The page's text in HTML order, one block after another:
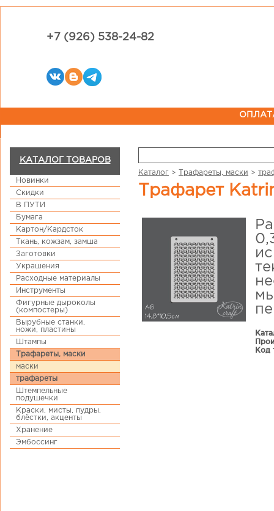
+7 (926) 538-24-82
КАТАЛОГ ТОВАРОВ
Новинки
Скидки
В ПУТИ
Бумага
Картон/Кардсток
Ткань, кожзам, замша
Заготовки
Украшения
Расходные материалы
Инструменты
Фигурные дыроколы
(компостеры)
Вырубные станки,
ножи, пластины
Штампы
Трафареты, маски
маски
трафареты
Штемпельные
подушечки
Краски, мисты, пудры,
блёстки, акценты
Хранение
Эмбоссинг
Каталог > Трафареты, маски >
Трафарет
Код